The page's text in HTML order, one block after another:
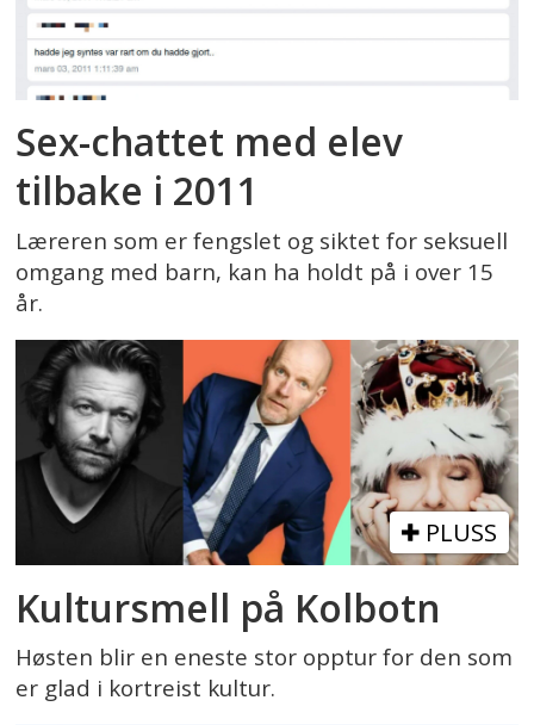
Sex-chattet med elev
tilbake i 2011
Læreren som er fengslet og siktet for seksuell
omgang med barn, kan ha holdt på i over 15
år.
PLUSS
Kultursmell på Kolbotn
Høsten blir en eneste stor opptur for den som
er glad i kortreist kultur.